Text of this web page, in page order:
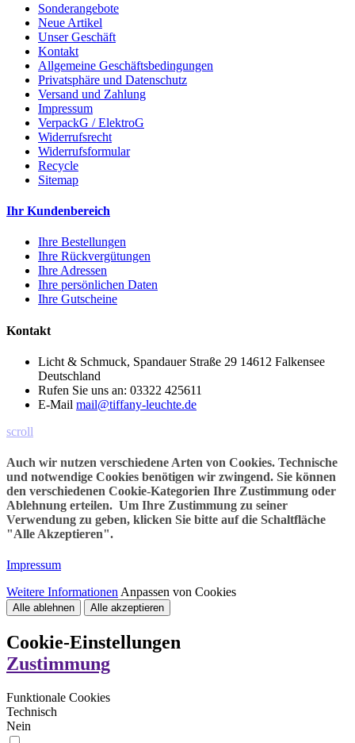
Sonderangebote
Neue Artikel
Unser Geschäft
Kontakt
Allgemeine Geschäftsbedingungen
Privatsphäre und Datenschutz
Versand und Zahlung
Impressum
VerpackG / ElektroG
Widerrufsrecht
Widerrufsformular
Recycle
Sitemap
Ihr Kundenbereich
Ihre Bestellungen
Ihre Rückvergütungen
Ihre Adressen
Ihre persönlichen Daten
Ihre Gutscheine
Kontakt
Licht & Schmuck, Spandauer Straße 29 14612 Falkensee
Deutschland
Rufen Sie uns an: 03322 425611
E-Mail mail@tiffany-leuchte.de
scroll
Auch wir nutzen verschiedene Arten von Cookies. Technische
und notwendige Cookies benötigen wir zwingend. Sie können
den verschiedenen Cookie-Kategorien Ihre Zustimmung oder
Ablehnung erteilen. Um Ihre Zustimmung zu seiner
Verwendung zu geben, klicken Sie bitte auf die Schaltfläche
"Alle Akzeptieren".
Impressum
Weitere Informationen Anpassen von Cookies
Alle ablehnen Alle akzeptieren
Cookie-Einstellungen
Zustimmung
Funktionale Cookies
Technisch
Nein